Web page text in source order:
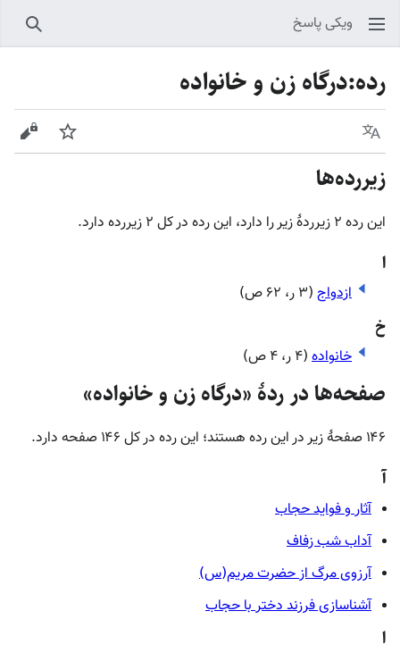
ویکی پاسخ
رده:درگاه زن و خانواده
زبان پیگیری
زیررده‌ها
این رده ۲ زیرردۀ زیر را دارد، این رده در کل ۲ زیررده دارد.
ا
ازدواج (۳ ر، ۶۲ ص)
خ
خانواده (۴ ر، ۴ ص)
صفحه‌ها در ردهٔ «درگاه زن و خانواده»
۱۴۶ صفحۀ زیر در این رده هستند؛ این رده در کل ۱۴۶ صفحه دارد.
آ
آثار و فواید حجاب
آداب شب زفاف
آرزوی مرگ از حضرت مریم(س)
آشناسازی فرزند دختر با حجاب
ا